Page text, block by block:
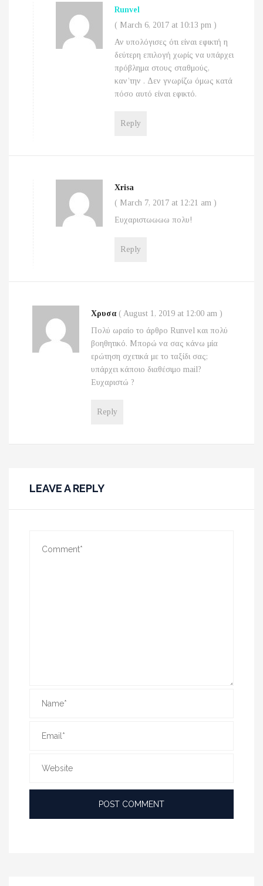
Runvel
( March 6, 2017 at 10:13 pm )
Αν υπολόγισες ότι είναι εφικτή η
δεύτερη επιλογή χωρίς να υπάρχει
πρόβλημα στους σταθμούς,
καν’την . Δεν γνωρίζω όμως κατά
πόσο αυτό είναι εφικτό.
Reply
Xrisa
( March 7, 2017 at 12:21 am )
Ευχαριστωωωω πολυ!
Reply
Χρυσα ( August 1, 2019 at 12:00 am )
Πολύ ωραίο το άρθρο Runvel και πολύ
βοηθητικό. Μπορώ να σας κάνω μία
ερώτηση σχετικά με το ταξίδι σας;
υπάρχει κάποιο διαθέσιμο mail?
Ευχαριστώ ?
Reply
LEAVE A REPLY